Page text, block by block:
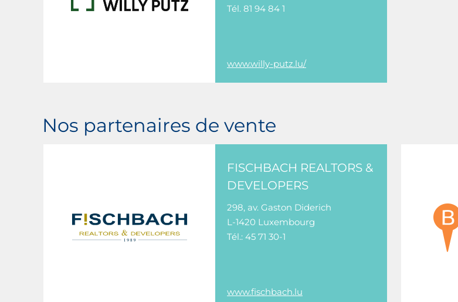
Tél. 81 94 84 1
www.willy-putz.lu/
Nos partenaires de vente
FISCHBACH REALTORS &
DEVELOPERS
298, av. Gaston Diderich
L-1420 Luxembourg
Tél.: 45 71 30-1
www.fischbach.lu